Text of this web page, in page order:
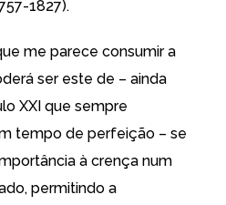
1827).
me parece consumir a
ser este de – ainda
XXI que sempre
tempo de perfeição – se
à crença num
permitindo a